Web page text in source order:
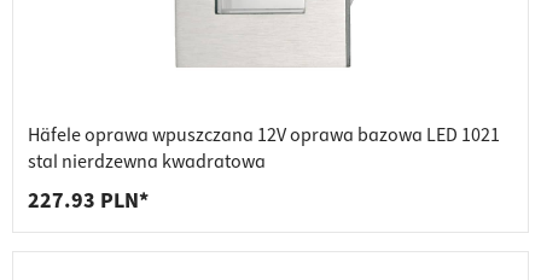
Häfele oprawa wpuszczana 12V oprawa bazowa LED 1021
stal nierdzewna kwadratowa
227.93 PLN*